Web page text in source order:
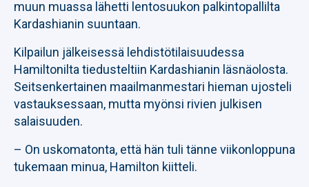
muun muassa lähetti lentosuukon palkintopallilta
Kardashianin suuntaan.
Kilpailun jälkeisessä lehdistötilaisuudessa
Hamiltonilta tiedusteltiin Kardashianin läsnäolosta.
Seitsenkertainen maailmanmestari hieman ujosteli
vastauksessaan, mutta myönsi rivien julkisen
salaisuuden.
– On uskomatonta, että hän tuli tänne viikonloppuna
tukemaan minua, Hamilton kiitteli.